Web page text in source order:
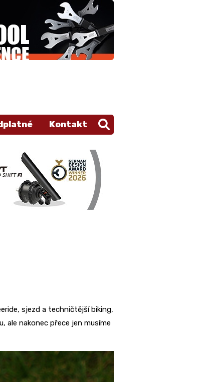
Kontakt
sjezd a techničtější biking,
ale nakonec přece jen musíme